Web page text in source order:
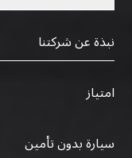
نبذة عن شركتنا
امتياز
سيارة بدون تأمين